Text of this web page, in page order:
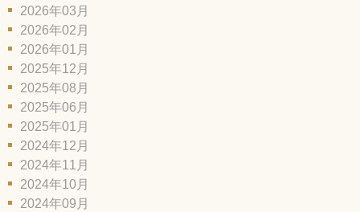
2026年03月
2026年02月
2026年01月
2025年12月
2025年08月
2025年06月
2025年01月
2024年12月
2024年11月
2024年10月
2024年09月